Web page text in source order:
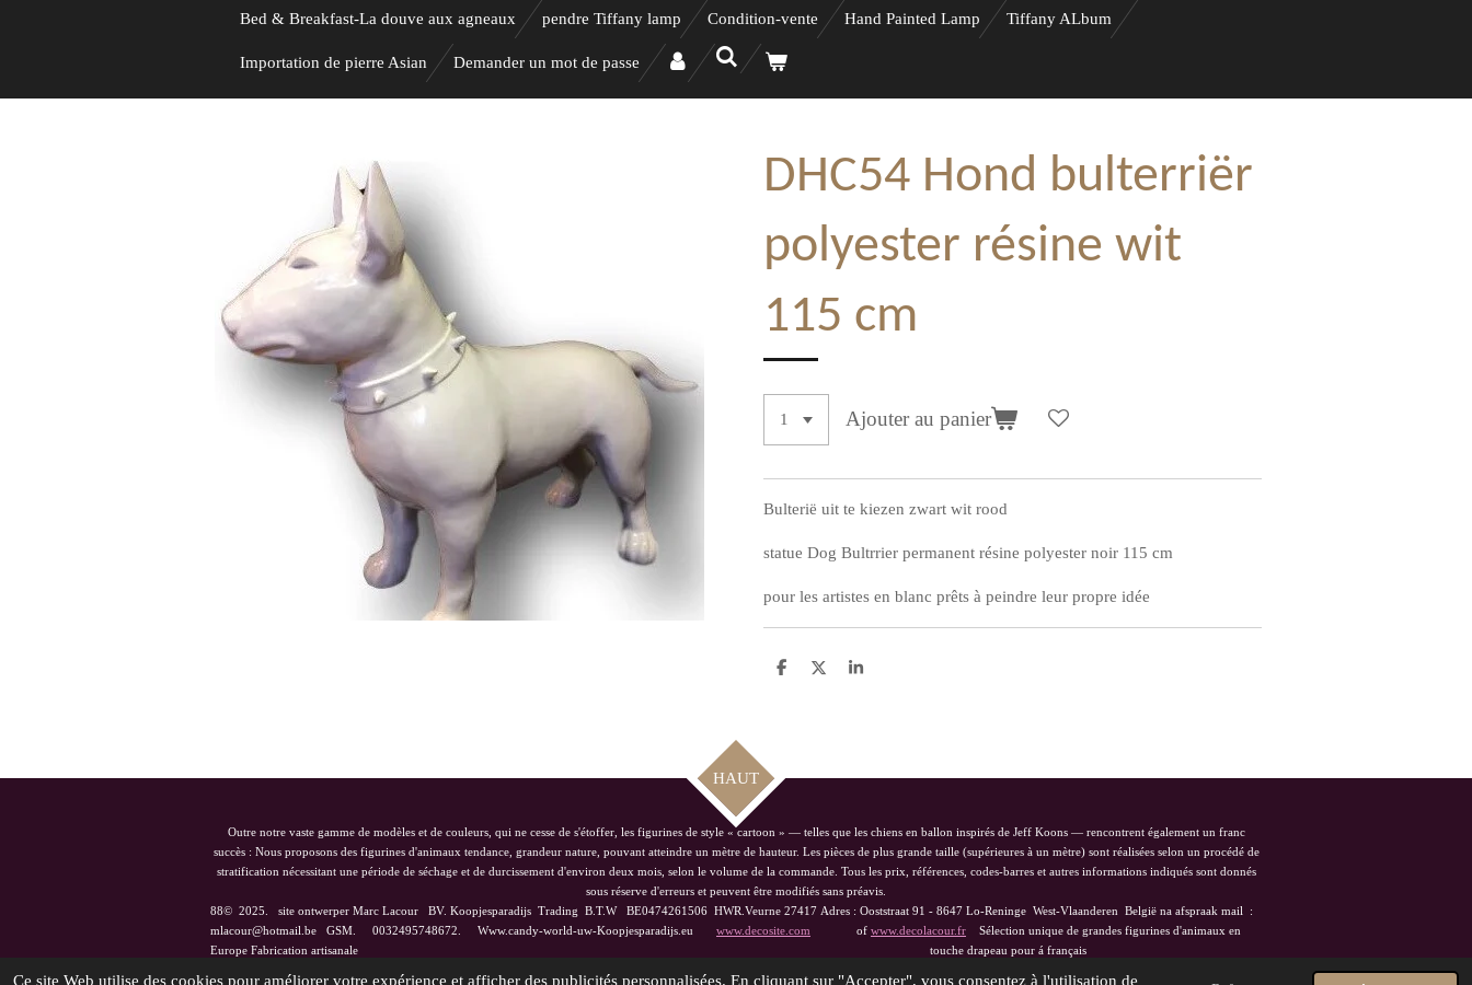
Ce site Web utilise des cookies pour améliorer votre expérience et afficher des publicités personnalisées. En cliquant sur "Accepter", vous consentez à l'utilisation de
Bed & Breakfast-La douve aux agneaux pendre Tiffany lamp Condition-vente Hand Painted Lamp Tiffany ALbum
Importation de pierre Asian Demander un mot de passe
DHC54 Hond bulterriër
polyester résine wit
115 cm
Ajouter au panier
Bulterië uit te kiezen zwart wit rood
statue Dog Bultrrier permanent résine polyester noir 115 cm
pour les artistes en blanc prêts à peindre leur propre idée
P
r
P
P
HAUT
Outre notre vaste gamme de modèles et de couleurs, qui ne cesse de s'étoffer, les figurines de style « cartoon » — telles que les chiens en ballon inspirés de Jeff Koons — rencontrent également un franc
succès : Nous proposons des figurines d'animaux tendance, grandeur nature, pouvant atteindre un mètre de hauteur. Les pièces de plus grande taille (supérieures à un mètre) sont réalisées selon un procédé de
stratification nécessitant une période de séchage et de durcissement d'environ deux mois, selon le volume de la commande. Tous les prix, références, codes-barres et autres informations indiqués sont donnés
sous réserve d'erreurs et peuvent être modifiés sans préavis.
88© 2025. site ontwerper Marc Lacour BV. Koopjesparadijs Trading B.T.W BE0474261506 HWR.Veurne 27417 Adres : Ooststraat 91 - 8647 Lo-Reninge West-Vlaanderen België na afspraak mail :
mlacour@hotmail.be GSM.
0032495748672. Www.candy-world-uw-Koopjesparadijs.eu www.decosite.com of www.decolacour.fr Sélection unique de grandes figurines d'animaux en
Europe Fabrication artisanale touche drapeau pour á français